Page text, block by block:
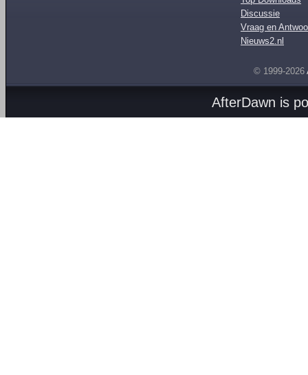
Discussie
Vraag en
Nieuws2.nl
© 1999-2026
AfterDawn is